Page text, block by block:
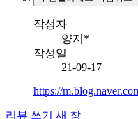
작성자
양지*
작성일
21-09-17
https://
리뷰 쓰기 새 창